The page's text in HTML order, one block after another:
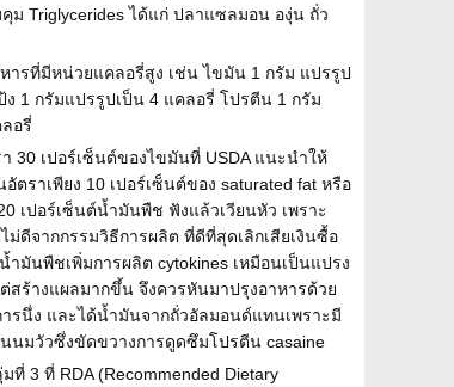
ม Triglycerides ได้แก่ ปลาแซลมอน องุ่น ถั่ว
หารที่มีหน่วยแคลอรี่สูง เช่น ไขมัน 1 กรัม แปรรูป
ง 1 กรัมแปรรูปเป็น 4 แคลอรี่ โปรตีน 1 กรัม
อรี่
30 เปอร์เซ็นต์ของไขมันที่ USDA แนะนำให้
ตราเพียง 10 เปอร์เซ็นต์ของ saturated fat หรือ
เปอร์เซ็นต์น้ำมันพืช ฟังแล้วเวียนหัว เพราะ
ดีจากกรรมวิธีการผลิต ที่ดีที่สุดเลิกเสียเงินซื้อ
ำมันพืชเพิ่มการผลิต cytokines เหมือนเป็นแปรง
สร้างแผลมากขึ้น จึงควรหันมาปรุงอาหารด้วย
รนึ่ง และได้น้ำมันจากถั่วอัลมอนด์แทนเพราะมี
นมวัวซึ่งขัดขวางการดูดซึมโปรตีน casaine
ที่ 3 ที่ RDA (Recommended Dietary